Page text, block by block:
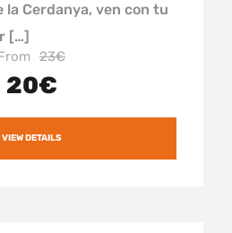
la Cerdanya, ven con tu
[…]
23€
20€
VIEW DETAILS